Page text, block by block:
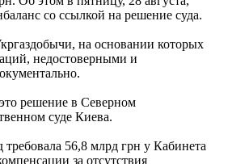
со ссылкой на решение суда.
на основании которых
недостоверными и
решение в Северном
суде Киева.
требовала 56,8 млрд грн у Кабинета
за отсутствия